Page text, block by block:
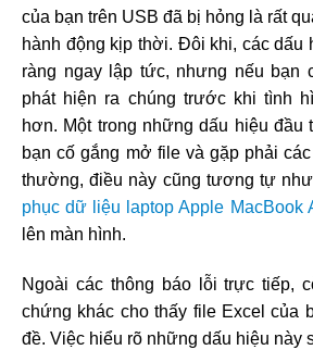
của bạn trên USB đã bị hỏng là rất
hành động kịp thời. Đôi khi, các dấu
ràng ngay lập tức, nhưng nếu bạn
phát hiện ra chúng trước khi tình
hơn. Một trong những dấu hiệu đầu
bạn cố gắng mở file và gặp phải
thường, điều này cũng tương tự
phục dữ liệu laptop Apple MacBook
lên màn hình.
Ngoài các thông báo lỗi trực tiếp,
chứng khác cho thấy file Excel của
đề. Việc hiểu rõ những dấu hiệu này